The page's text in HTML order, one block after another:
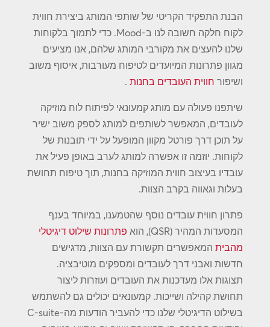
הבנת התפקיד הקריטי של שותפי המותג ביצירת חווית
לקוח חלקה חשובה לנו ב-Mood. כדי לתמוך בלקוחות
שלנו להעצים את מקורבי המותג שלהם, אנו מציעים
מגוון פתרונות המיועדים לטיפוח מעורבות, איסוף משוב
ושיפור חווית העובדים בחנות.
שיתפנו פעולה עם מותג קמעונאי לפיתוח לוח מוזיקה
לעובדים, המאפשר לשותפים למותג לספק משוב ישיר
על תוכן דרך פורטל מקוון המופעל על ידי תובנות של
לקוחות. יוזמה זו אפשרה למותג לערב באופן פעיל את
עובדיו בעיצוב חווית המוזיקה בחנות, תוך טיפוח תחושת
בעלות וגאווה בקרב הצוות.
פתרון חווית עובדים נוסף שהטמענו, במיוחד בענף
המסעדות המהיר (QSR), הוא
פתרונות שילוט דיגיטלי
מהביתהמאפשרים תקשורת עם הצוות, מדגישים
חדשות ואבני דרך לעובדים ומספקים מוטיבציה.
תצוגות אלו מעדכנות את העובדים ועוזרות ליצור
תחושת קהילה ושייכות. קמעונאים יכולים גם להשתמש
בשילוט הדיגיטלי שלנו כדי להעביר הודעות מה-C-suite